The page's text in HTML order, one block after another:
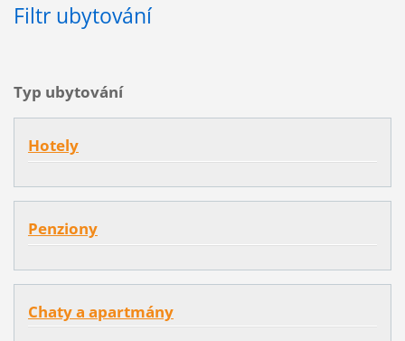
Filtr ubytování
Typ ubytování
Hotely
Penziony
Chaty a apartmány